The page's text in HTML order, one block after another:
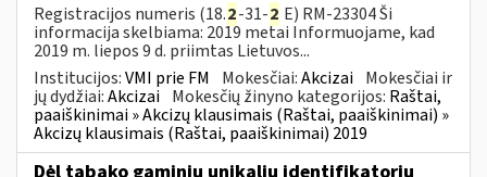
Registracijos numeris (18.2-31-2 E) RM-23304 Ši
informacija skelbiama: 2019 metai Informuojame, kad
2019 m. liepos 9 d. priimtas Lietuvos...
Institucijos:VMI prie FM Mokesčiai:Akcizai Mokesčiai ir
jų dydžiai:Akcizai Mokesčių žinyno kategorijos: Raštai,
paaiškinimai » Akcizų klausimais (Raštai, paaiškinimai) »
Akcizų klausimais (Raštai, paaiškinimai) 2019
Dėl tabako gaminių unikalių identifikatorių